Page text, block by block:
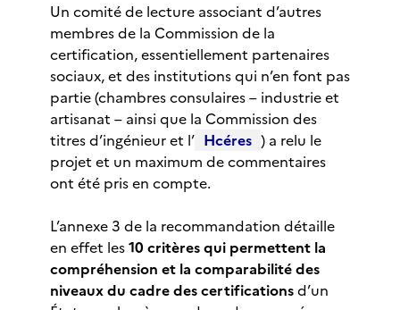
Un comité de lecture associant d’autres
membres de la Commission de la
certification, essentiellement partenaires
sociaux, et des institutions qui n’en font pas
partie (chambres consulaires – industrie et
artisanat – ainsi que la Commission des
titres d’ingénieur et l’ Hcéres ) a relu le
projet et un maximum de commentaires
ont été pris en compte.
L’annexe 3 de la recommandation détaille
en effet les10 critères qui permettent la
compréhension et la comparabilité des
niveaux du cadre des certificationsd’un